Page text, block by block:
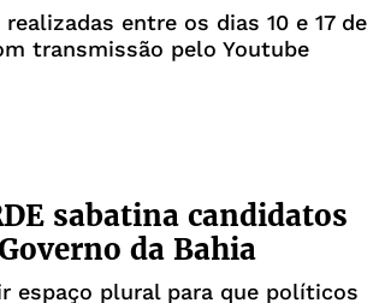
entre os dias 10 e 17 de
transmissão pelo Youtube
sabatina candidatos
da Bahia
espaço plural para que políticos